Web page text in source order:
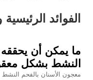
الفوائد
ما يمكن أن
النشط بشكل
معجون الأسنان بالفحم